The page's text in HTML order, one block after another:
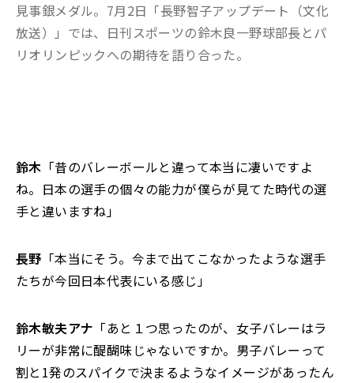
見事銀メダル。7月2日 「長野智子アップデート （文化
放送）」 では、 日刊スポーツの鈴木良一野球部長とパ
リオリンピックへの期待を語り合った。
鈴木 「昔のバレーボールと違って本当に凄いですよ
ね。日本の選手の個々の能力が僕らが見てた時代の選
手と違いますね」
長野 「本当にそう。今まで出てこなかったような選手
たちが今回日本代表にいる感じ」
鈴木敏夫アナ 「あと１つ思ったのが、女子バレーはラ
リーが非常に醍醐味じゃないですか。男子バレーって
割と1発のスパイクで決まるようなイメージがあったん